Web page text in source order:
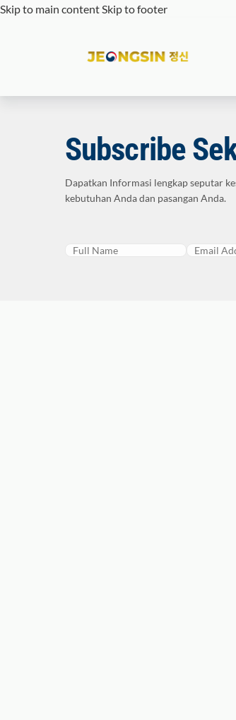
Skip to main contentSkip to footer
Subscribe
Dapatkan Informasi lengkap seputar
kebutuhan Anda dan pasangan Anda.